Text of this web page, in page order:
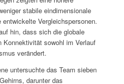
stabile eindimensionale
Vergleichspersonen.
hin, dass sich die globale
Konnektivität sowohl im Verlauf
verändert.
untersuchte das Team sieben
darunter das